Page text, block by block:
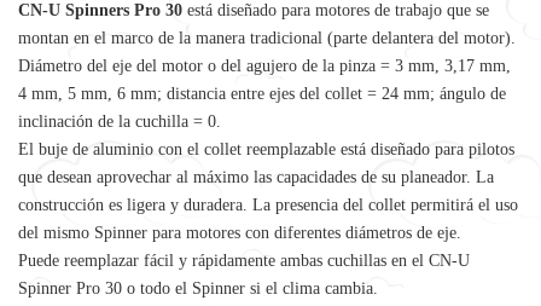
CN-U Spinners Pro 30 está diseñado para motores de trabajo que se
montan en el marco de la manera tradicional (parte delantera del motor).
Diámetro del eje del motor o del agujero de la pinza = 3 mm, 3,17 mm,
4 mm, 5 mm, 6 mm; distancia entre ejes del collet = 24 mm; ángulo de
inclinación de la cuchilla = 0.
El buje de aluminio con el collet reemplazable está diseñado para pilotos
que desean aprovechar al máximo las capacidades de su planeador. La
construcción es ligera y duradera. La presencia del collet permitirá el uso
del mismo Spinner para motores con diferentes diámetros de eje.
Puede reemplazar fácil y rápidamente ambas cuchillas en el CN-U
Spinner Pro 30 o todo el Spinner si el clima cambia.